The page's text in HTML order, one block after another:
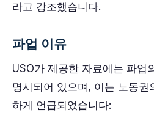
라고 강조했습니다.
파업 이유
USO가 제공한 자료에는 파업
명시되어 있으며, 이는 노동권
하게 언급되었습니다: